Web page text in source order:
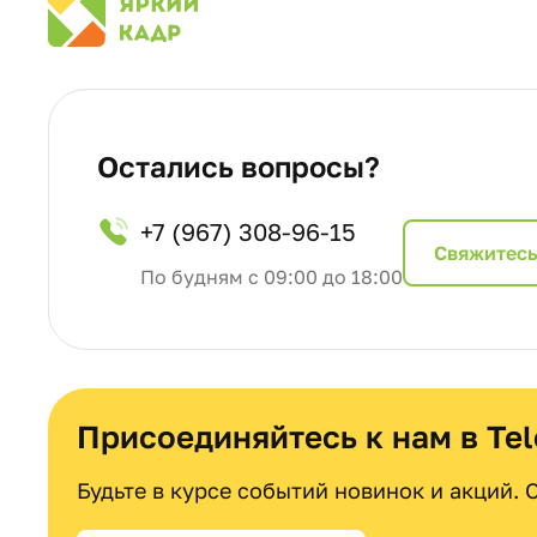
Остались вопросы?
+7 (967) 308-96-15
По будням с 09:00 до 18:00
Присоединяйтесь к нам в
Будьте в курсе событий новинок и